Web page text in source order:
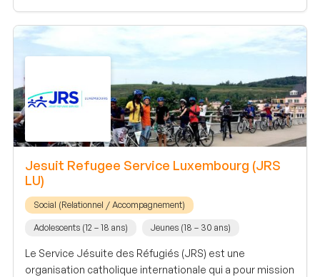
Jesuit Refugee Service Luxembourg (JRS
LU)
Social (Relationnel / Accompagnement)
Adolescents (12 – 18 ans) Jeunes (18 – 30 ans)
Le Service Jésuite des Réfugiés (JRS) est une
organisation catholique internationale qui a pour mission